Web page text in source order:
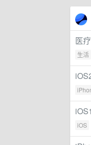
医
生活
iOS